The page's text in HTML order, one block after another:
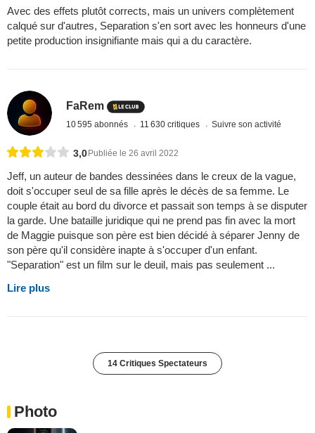
Avec des effets plutôt corrects, mais un univers complètement
calqué sur d'autres, Separation s'en sort avec les honneurs d'une
petite production insignifiante mais qui a du caractère.
FaRem
10 595 abonnés 11 630 critiques Suivre son activité
3,0 Publiée le 26 avril 2022
Jeff, un auteur de bandes dessinées dans le creux de la vague,
doit s'occuper seul de sa fille après le décès de sa femme. Le
couple était au bord du divorce et passait son temps à se disputer
la garde. Une bataille juridique qui ne prend pas fin avec la mort
de Maggie puisque son père est bien décidé à séparer Jenny de
son père qu'il considère inapte à s'occuper d'un enfant.
"Separation" est un film sur le deuil, mais pas seulement ...
Lire plus
14 Critiques Spectateurs
Photo